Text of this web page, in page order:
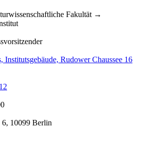
Fakultät →
Institutsgebäude, Rudower Chaussee 16
10099 Berlin